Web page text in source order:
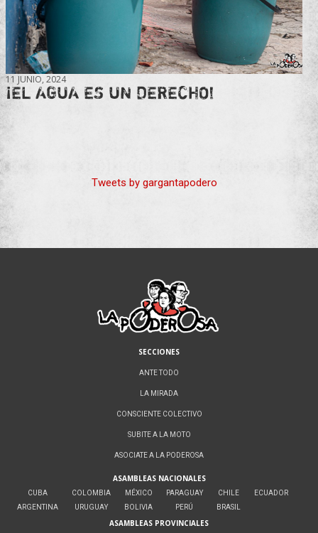
11 JUNIO, 2024
¡EL AGUA ES UN DERECHO!
Tweets by gargantapodero
SECCIONES
ANTE TODO
LA MIRADA
CONSCIENTE COLECTIVO
SUBITE A LA MOTO
ASOCIATE A LA PODEROSA
ASAMBLEAS NACIONALES
CUBA
ARGENTINA
COLOMBIA
URUGUAY
MÉXICO
BOLIVIA
PARAGUAY
PERÚ
CHILE
BRASIL
ECUADOR
ASAMBLEAS PROVINCIALES